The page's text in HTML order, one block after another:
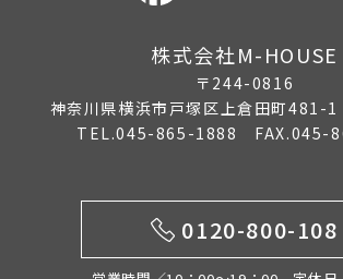
株式会社M-HOUSE
〒244-0816
神奈川県横浜市戸塚区上倉田町481-1
TEL.045-865-1888 FAX.045-
0120-800-108